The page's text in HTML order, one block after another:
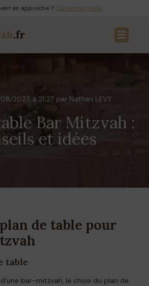
en approche ? Contactez-nous
2023 à 21:27 par Nathan LEVY
Bar Mitzvah :
et idées
de table pour
table
bar-mitzvah, le choix du plan de